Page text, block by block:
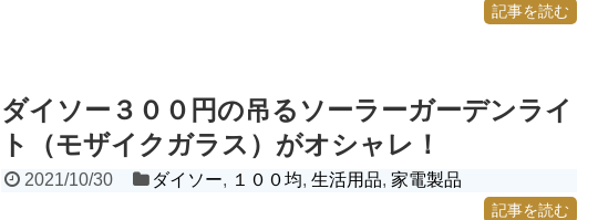
記事を読む
ダイソー３００円の吊るソーラーガーデンライ
ト（モザイクガラス）がオシャレ！
2021/10/30 ダイソー, １００均,生活用品,家電製品
記事を読む